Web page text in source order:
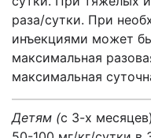
раза/сутки. При
инъекциями может
максимальная
максимальная
Детям (с 3-х